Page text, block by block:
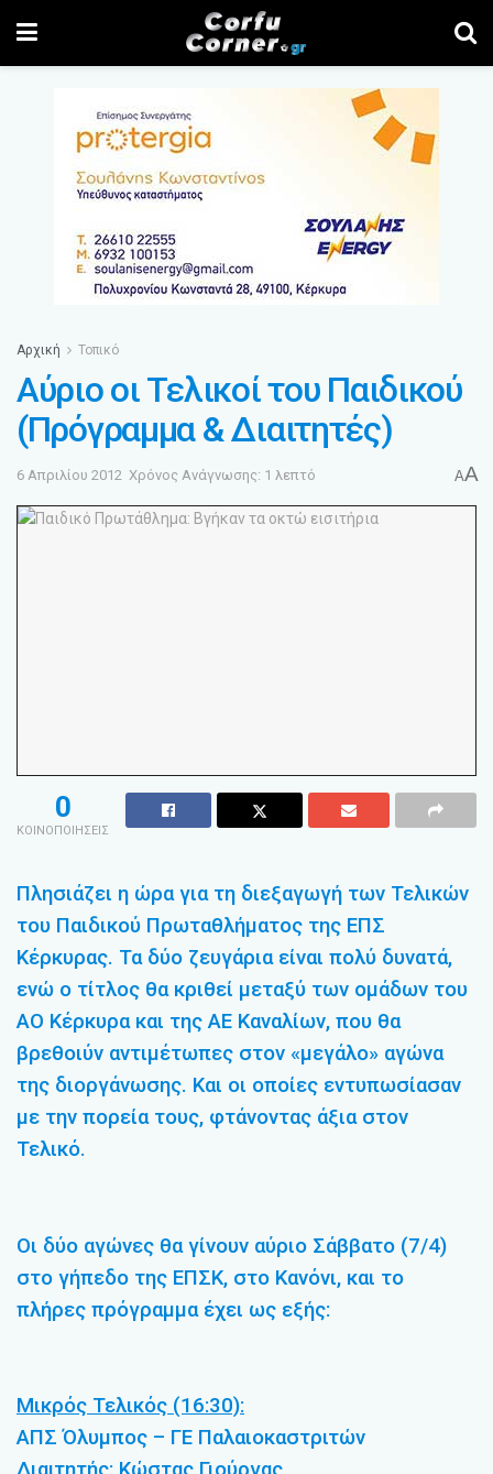
Αρχική Τοπικό
Αύριο οι Τελικοί του Παιδικού
(Πρόγραμμα & Διαιτητές)
6 Απριλίου 2012 Χρόνος Ανάγνωσης: 1 λεπτό AA
0
ΚΟΙΝΟΠΟΙΗΣΕΙΣ
Πλησιάζει η ώρα για τη διεξαγωγή των Τελικών
του Παιδικού Πρωταθλήματος της ΕΠΣ
Κέρκυρας. Τα δύο ζευγάρια είναι πολύ δυνατά,
ενώ ο τίτλος θα κριθεί μεταξύ των ομάδων του
ΑΟ Κέρκυρα και της ΑΕ Καναλίων, που θα
βρεθοιύν αντιμέτωπες στον «μεγάλο» αγώνα
της διοργάνωσης. Και οι οποίες εντυπωσίασαν
με την πορεία τους, φτάνοντας άξια στον
Τελικό.
Οι δύο αγώνες θα γίνουν αύριο Σάββατο (7/4)
στο γήπεδο της ΕΠΣΚ, στο Κανόνι, και το
πλήρες πρόγραμμα έχει ως εξής:
Μικρός Τελικός (16:30):
ΑΠΣ Όλυμπος – ΓΕ Παλαιοκαστριτών